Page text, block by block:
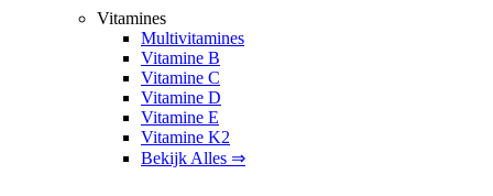
Vitamines
Multivitamines
Vitamine B
Vitamine C
Vitamine D
Vitamine E
Vitamine K2
Bekijk Alles ⇒